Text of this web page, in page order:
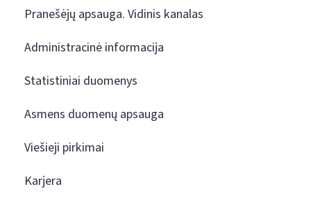
Pranešėjų apsauga. Vidinis kanalas
Administracinė informacija
Statistiniai duomenys
Asmens duomenų apsauga
Viešieji pirkimai
Karjera